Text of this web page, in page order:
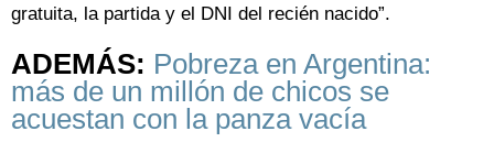
gratuita, la partida y el DNI del recién nacido”.
ADEMÁS: Pobreza en Argentina:
más de un millón de chicos se
acuestan con la panza vacía